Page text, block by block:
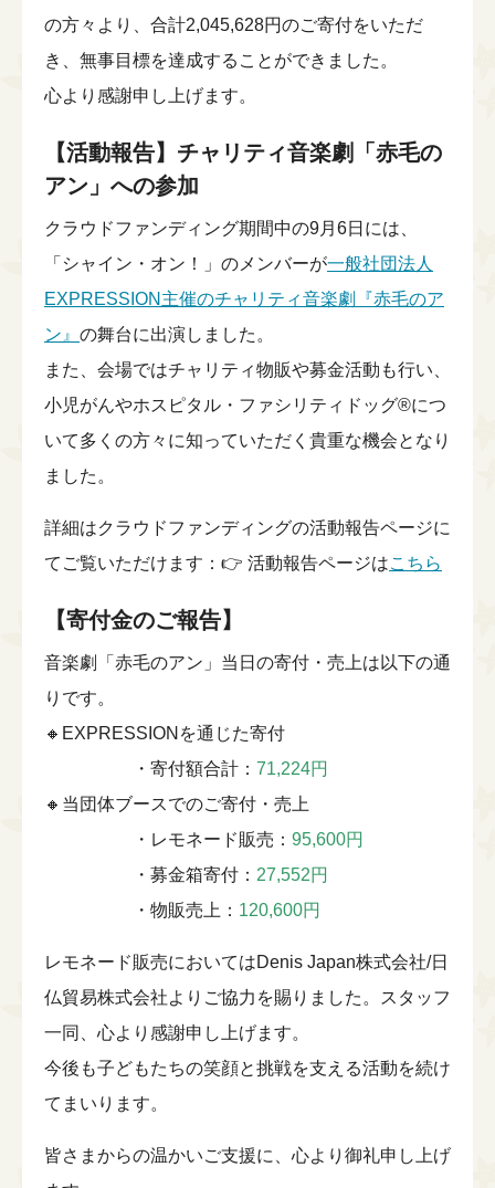
↳完了したプログラム
の方々より、合計2,045,628円のご寄付をいただ
き、無事目標を達成することができました。
心より感謝申し上げます。
【活動報告】チャリティ音楽劇「赤毛の
アン」への参加
クラウドファンディング期間中の9月6日には、
「シャイン・オン！」のメンバーが一般社団法人
EXPRESSION主催のチャリティ音楽劇『赤毛のア
ン』 の舞台に出演しました。
また、会場ではチャリティ物販や募金活動も行い、
小児がんやホスピタル・ファシリティドッグ®につ
いて多くの方々に知っていただく貴重な機会となり
ました。
詳細はクラウドファンディングの活動報告ページに
てご覧いただけます：👉 活動報告ページはこちら
【寄付金のご報告】
音楽劇「赤毛のアン」当日の寄付・売上は以下の通
りです。
🔸EXPRESSIONを通じた寄付
・寄付額合計： 71,224円
🔸当団体ブースでのご寄付・売上
・レモネード販売： 95,600円
・募金箱寄付： 27,552円
・物販売上： 120,600円
レモネード販売においてはDenis Japan株式会社/日
仏貿易株式会社よりご協力を賜りました。スタッフ
一同、心より感謝申し上げます。
今後も子どもたちの笑顔と挑戦を支える活動を続け
てまいります。
皆さまからの温かいご支援に、心より御礼申し上げ